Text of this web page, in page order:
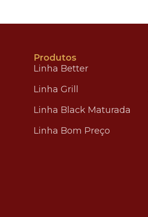
Produtos
Linha Better
Linha Grill
Linha Black Maturada
Linha Bom Preço